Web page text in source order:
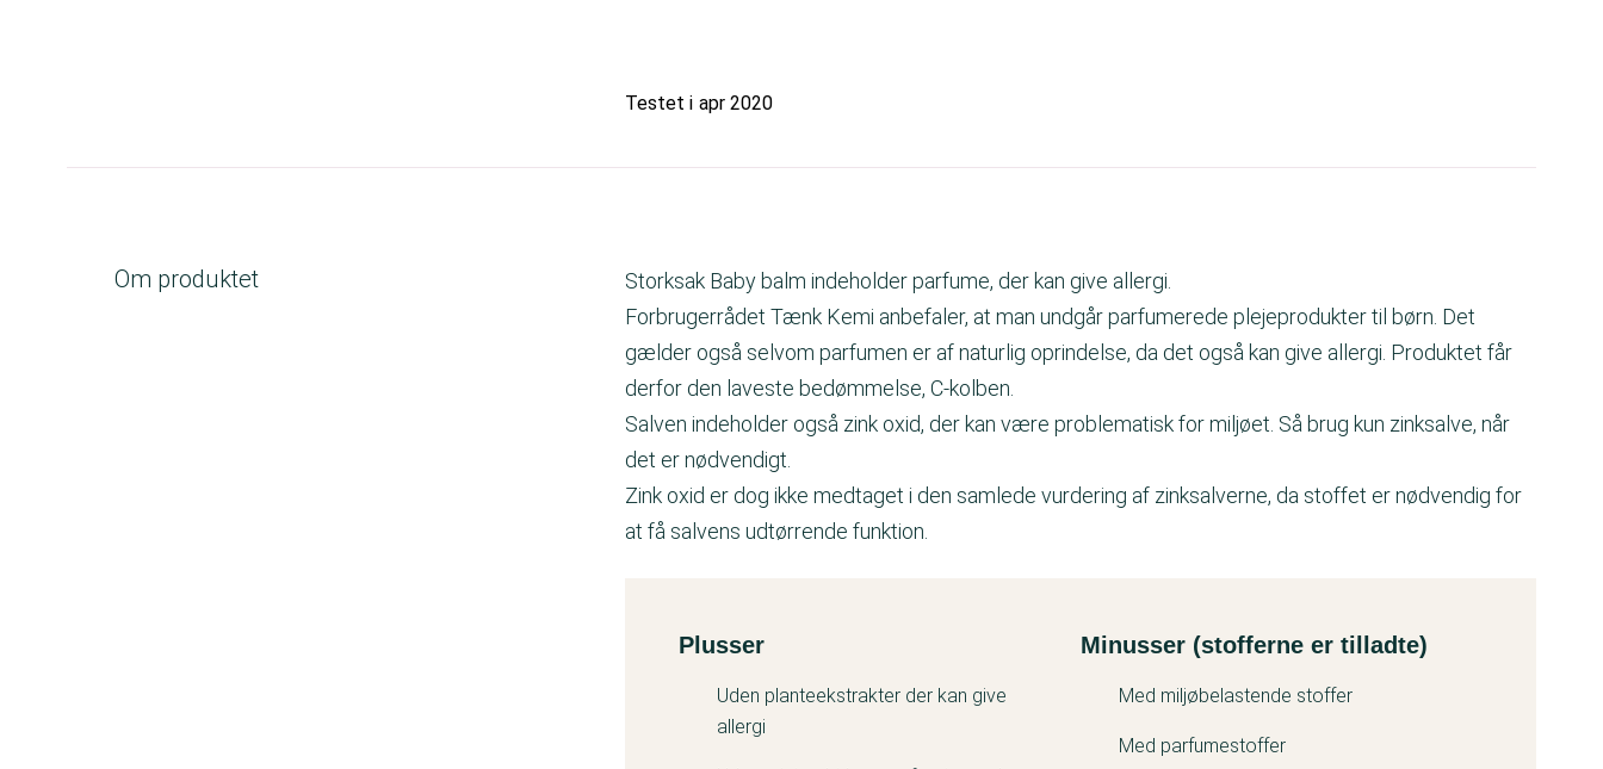
Testet i apr 2020
Om produktet
Storksak Baby balm indeholder parfume, der kan give allergi.
Forbrugerrådet Tænk Kemi anbefaler, at man undgår parfumerede plejeprodukter til børn. Det
gælder også selvom parfumen er af naturlig oprindelse, da det også kan give allergi. Produktet får
derfor den laveste bedømmelse, C-kolben.
Salven indeholder også zink oxid, der kan være problematisk for miljøet. Så brug kun zinksalve, når
det er nødvendigt.
Zink oxid er dog ikke medtaget i den samlede vurdering af zinksalverne, da stoffet er nødvendig for
at få salvens udtørrende funktion.
Kemitest
Plusser Minusser (stofferne er tilladte)
Uden planteekstrakter der kan give
allergi
Med miljøbelastende stoffer
Med parfumestoffer